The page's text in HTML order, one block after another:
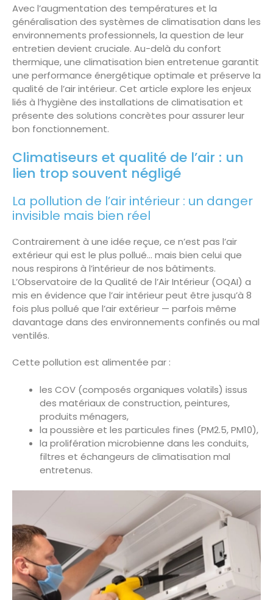
Avec l’augmentation des températures et la
généralisation des systèmes de climatisation dans les
environnements professionnels, la question de leur
entretien devient cruciale. Au-delà du confort
thermique, une climatisation bien entretenue garantit
une performance énergétique optimale et préserve la
qualité de l’air intérieur. Cet article explore les enjeux
liés à l’hygiène des installations de climatisation et
présente des solutions concrètes pour assurer leur
bon fonctionnement.
Climatiseurs et qualité de l’air : un
lien trop souvent négligé
La pollution de l’air intérieur : un danger
invisible mais bien réel
Contrairement à une idée reçue, ce n’est pas l’air
extérieur qui est le plus pollué… mais bien celui que
nous respirons à l’intérieur de nos bâtiments.
L’Observatoire de la Qualité de l’Air Intérieur (OQAI) a
mis en évidence que l’air intérieur peut être jusqu’à 8
fois plus pollué que l’air extérieur — parfois même
davantage dans des environnements confinés ou mal
ventilés.
Cette pollution est alimentée par :
les COV (composés organiques volatils) issus
des matériaux de construction, peintures,
produits ménagers,
la poussière et les particules fines (PM2.5, PM10),
la prolifération microbienne dans les conduits,
filtres et échangeurs de climatisation mal
entretenus.